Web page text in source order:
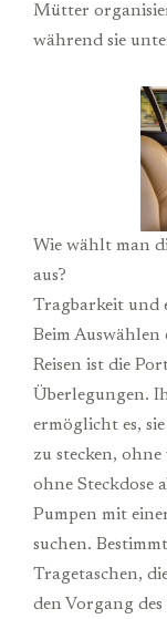
Mütter
während sie
Wie wählt man
aus?
Tragbarkeit und
Beim
Reisen ist die
Überlegungen.
ermöglicht es,
zu stecken,
ohne Steckdose
Pumpen mit
suchen.
Tragetaschen,
den Vorgang